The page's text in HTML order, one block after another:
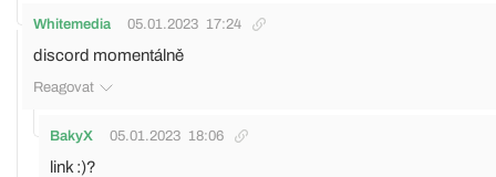
Whitemedia 05.01.2023 17:24
discord momentálně
Reagovat
BakyX 05.01.2023 18:06
link :)?